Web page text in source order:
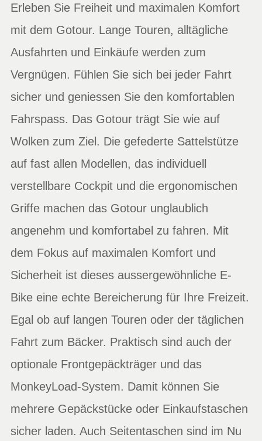
Erleben Sie Freiheit und maximalen Komfort
mit dem Gotour. Lange Touren, alltägliche
Ausfahrten und Einkäufe werden zum
Vergnügen. Fühlen Sie sich bei jeder Fahrt
sicher und geniessen Sie den komfortablen
Fahrspass. Das Gotour trägt Sie wie auf
Wolken zum Ziel. Die gefederte Sattelstütze
auf fast allen Modellen, das individuell
verstellbare Cockpit und die ergonomischen
Griffe machen das Gotour unglaublich
angenehm und komfortabel zu fahren. Mit
dem Fokus auf maximalen Komfort und
Sicherheit ist dieses aussergewöhnliche E-
Bike eine echte Bereicherung für Ihre Freizeit.
Egal ob auf langen Touren oder der täglichen
Fahrt zum Bäcker. Praktisch sind auch der
optionale Frontgepäckträger und das
MonkeyLoad-System. Damit können Sie
mehrere Gepäckstücke oder Einkaufstaschen
sicher laden. Auch Seitentaschen sind im Nu